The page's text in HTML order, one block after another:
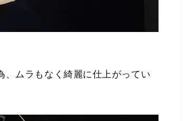
、ムラもなく綺麗に仕上がってい